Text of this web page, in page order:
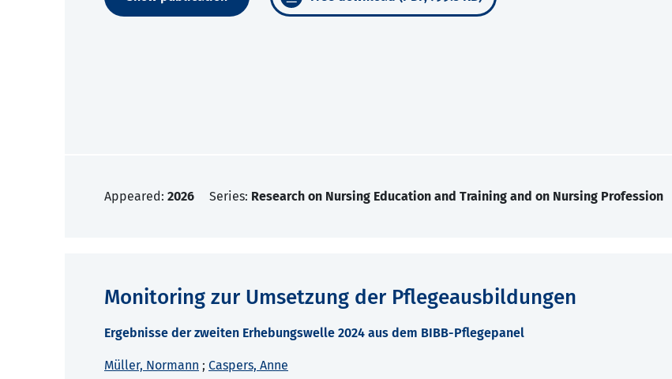
Appeared: 2026 Series: Research on Nursing Education and Training and on Nursing Profession
Monitoring zur Umsetzung der Pflegeausbildungen
Ergebnisse der zweiten Erhebungswelle 2024 aus dem BIBB-Pflegepanel
Müller, Normann ; Caspers, Anne